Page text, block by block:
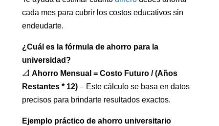
cada mes para cubrir los costos educativos sin
endeudarte.
¿Cuál es la fórmula de ahorro para la
universidad?
📐 Ahorro Mensual = Costo Futuro / (Años
Restantes * 12)– Este cálculo se basa en datos
precisos para brindarte resultados exactos.
Ejemplo práctico de ahorro universitario